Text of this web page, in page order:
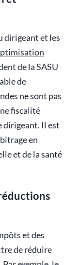
dirigeant et les
de la SASU
de
ne sont pas
fiscalité
dirigeant. Il est
en
et de la santé
et des
de réduire